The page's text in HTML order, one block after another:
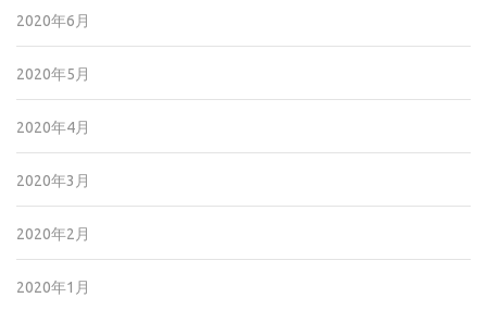
2020年6月
2020年5月
2020年4月
2020年3月
2020年2月
2020年1月